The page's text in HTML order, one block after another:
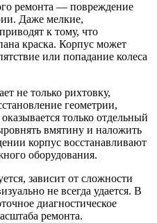
ремонта — повреждение
Даже мелкие,
к тому, что
краска. Корпус может
или попадание колеса
не только рихтовку,
геометрии,
только отдельный
вмятину и наложить
корпус восстанавливают
оборудования.
зависит от сложности
не всегда удается. В
диагностическое
ремонта.